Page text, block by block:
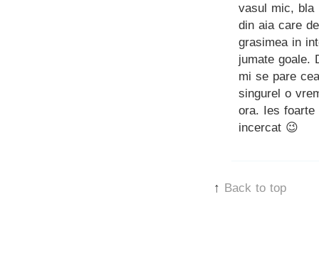
vasul mic, bla
din aia care
grasimea in
jumate goale.
mi se pare
singurel o
ora. Ies foarte
incercat 😉
↑ Back to top